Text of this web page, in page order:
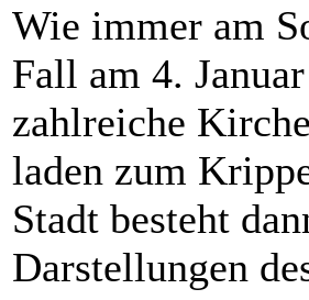
Wie immer am
Fall am 4.
zahlreiche
laden zum
Stadt besteht
Darstellungen